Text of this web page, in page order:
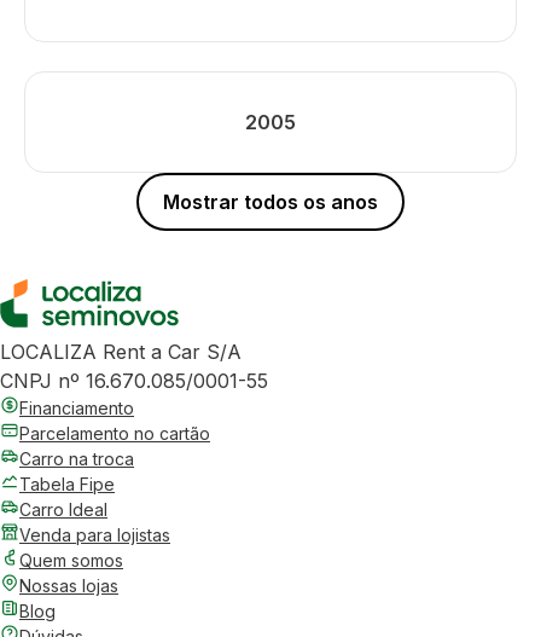
2005
Mostrar todos os anos
LOCALIZA Rent a Car S/A
CNPJ nº 16.670.085/0001-55
Financiamento
Parcelamento no cartão
Carro na troca
Tabela Fipe
Carro Ideal
Venda para lojistas
Quem somos
Nossas lojas
Blog